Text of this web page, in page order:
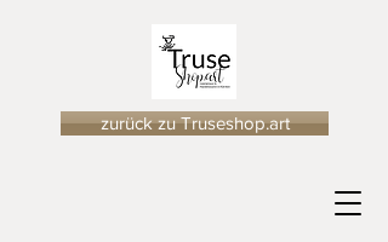
zurück zu Truseshop.art